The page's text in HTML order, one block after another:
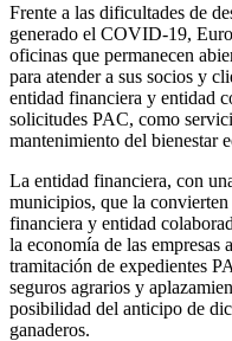
Frente a las dificultades de
generado el COVID-19,
oficinas que permanecen
para atender a sus socios y
entidad financiera y entidad
solicitudes PAC, como
mantenimiento del bienestar
La entidad financiera, con
municipios, que la
financiera y entidad
la economía de las empresas
tramitación de expedientes
seguros agrarios y
posibilidad del anticipo de
ganaderos.